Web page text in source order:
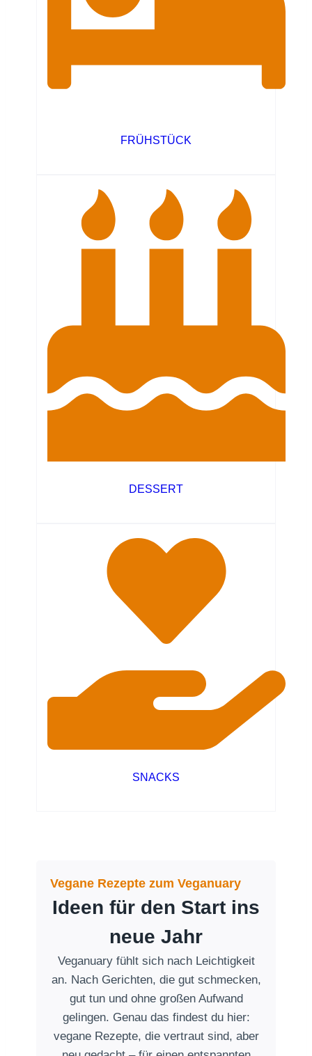
FRÜHSTÜCK
DESSERT
SNACKS
Vegane Rezepte zum Veganuary
Ideen für den Start ins
neue Jahr
Veganuary fühlt sich nach Leichtigkeit
an. Nach Gerichten, die gut schmecken,
gut tun und ohne großen Aufwand
gelingen. Genau das findest du hier:
vegane Rezepte, die vertraut sind, aber